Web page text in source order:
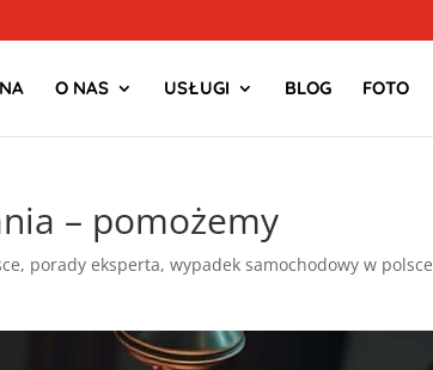
O NAS USŁUGI BLOG FOTO
– pomożemy
, porady eksperta,wypadek samochodowy w polsce